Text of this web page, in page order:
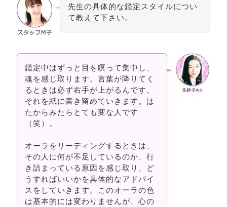
先生の具体的な鑑定スタイルについ
て教えて下さい。
鑑定中はずっと目を瞑って集中し、
魂を感じ取ります。言葉が降りてく
るときは必ず右手が上がるんです。
それを紙に書き留めていきます。は
たからみたらとても変な人です
（笑）。
オーラをリーディングするときは、
その人に何が不足しているのか、行
き詰まっている原因を感じ取り、ど
うすればいいかを具体的なアドバイ
スをしていきます。このオーラの色
は基本的には変わりませんが、心の